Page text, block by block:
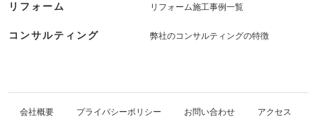
リフォーム リフォーム施工事例一覧
コンサルティング 弊社のコンサルティングの特徴
会社概要 プライバシーポリシー お問い合わせ アクセス